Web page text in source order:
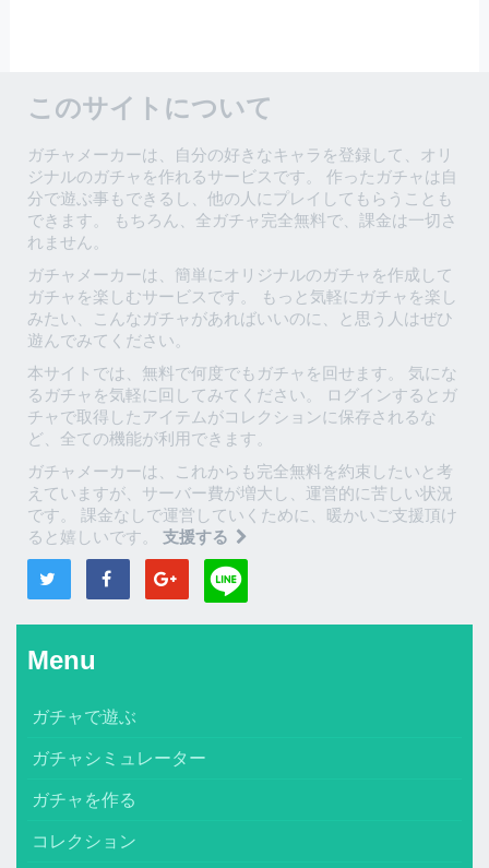
このサイトについて
ガチャメーカーは、自分の好きなキャラを登録して、オリ
ジナルのガチャを作れるサービスです。 作ったガチャは自
分で遊ぶ事もできるし、他の人にプレイしてもらうことも
できます。 もちろん、全ガチャ完全無料で、課金は一切さ
れません。
ガチャメーカーは、簡単にオリジナルのガチャを作成して
ガチャを楽しむサービスです。 もっと気軽にガチャを楽し
みたい、こんなガチャがあればいいのに、と思う人はぜひ
遊んでみてください。
本サイトでは、無料で何度でもガチャを回せます。 気にな
るガチャを気軽に回してみてください。 ログインするとガ
チャで取得したアイテムがコレクションに保存されるな
ど、全ての機能が利用できます。
ガチャメーカーは、これからも完全無料を約束したいと考
えていますが、サーバー費が増大し、運営的に苦しい状況
です。 課金なしで運営していくために、暖かいご支援頂け
ると嬉しいです。 支援する
Menu
ガチャで遊ぶ
ガチャシミュレーター
ガチャを作る
コレクション